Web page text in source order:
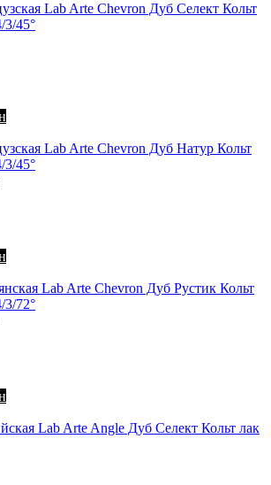
Lab Arte Chevron Дуб Селект Кольт
3/45°
Lab Arte Chevron Дуб Натур Кольт
3/45°
Lab Arte Chevron Дуб Рустик Кольт
3/72°
Lab Arte Angle Дуб Селект Кольт лак